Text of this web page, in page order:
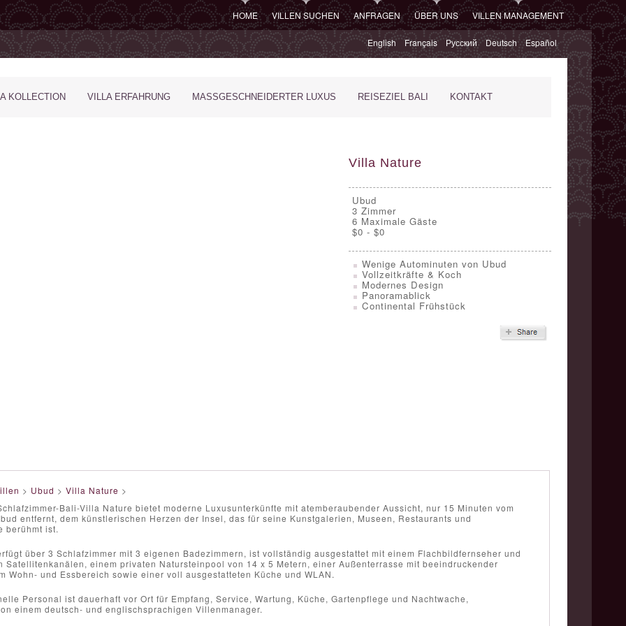
HOME VILLEN SUCHEN ANFRAGEN ÜBER UNS VILLEN MANAGEMENT
English Français Русский Deutsch Español
KOLLECTION VILLA ERFAHRUNG MASSGESCHNEIDERTER LUXUS REISEZIEL BALI KONTAKT
Villa Nature
Ubud
3 Zimmer
6 Maximale Gäste
$0 - $0
Wenige Autominuten von Ubud
Vollzeitkräfte & Koch
Modernes Design
Panoramablick
Continental Frühstück
> Ubud > Villa Nature >
Bali-Villa Nature bietet moderne Luxusunterkünfte mit atemberaubender Aussicht, nur 15 Minuten vom
entfernt, dem künstlerischen Herzen der Insel, das für seine Kunstgalerien, Museen, Restaurants und
berühmt ist.
über 3 Schlafzimmer mit 3 eigenen Badezimmern, ist vollständig ausgestattet mit einem Flachbildfernseher und
Satellitenkanälen, einem privaten Natursteinpool von 14 x 5 Metern, einer Außenterrasse mit beeindruckender
Wohn- und Essbereich sowie einer voll ausgestatteten Küche und WLAN.
Personal ist dauerhaft vor Ort für Empfang, Service, Wartung, Küche, Gartenpflege und Nachtwache,
einem deutsch- und englischsprachigen Villenmanager.